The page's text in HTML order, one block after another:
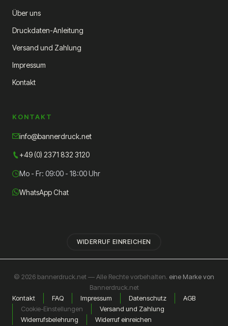
Über uns
Druckdaten-Anleitung
Versand und Zahlung
Impressum
Kontakt
KONTAKT
info@bannerdruck.net
+49 (0) 2371 832 3120
Mo - Fr: 09:00 - 18:00 Uhr
WhatsApp Chat
WIDERRUF EINREICHEN
© 2026 bannerdruck.net — Alle Rechte vorbehalten. eine Marke von
Bannerdruck.net
Kontakt
FAQ Impressum Datenschutz
AGB
Cookie-Einstellungen
Versand und Zahlung
Widerrufsbelehrung
Widerruf einreichen